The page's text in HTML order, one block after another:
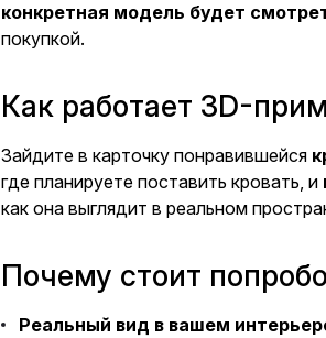
конкретная модель будет
покупкой.
Как работает 3D-
Зайдите в карточку понравившейся
где планируете поставить кровать, и
как она выглядит в реальном
Почему стоит
Реальный вид в вашем